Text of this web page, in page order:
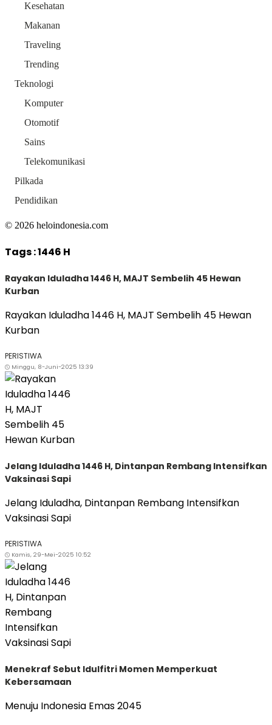
Kesehatan
Makanan
Traveling
Trending
Teknologi
Komputer
Otomotif
Sains
Telekomunikasi
Pilkada
Pendidikan
© 2026 heloindonesia.com
Tags :1446 H
Rayakan Iduladha 1446 H, MAJT Sembelih 45 Hewan
Kurban
Rayakan Iduladha 1446 H, MAJT Sembelih 45 Hewan
Kurban
PERISTIWA
Minggu, 8-Juni-2025 13:39
Jelang Iduladha 1446 H, Dintanpan Rembang Intensifkan
Vaksinasi Sapi
Jelang Iduladha, Dintanpan Rembang Intensifkan
Vaksinasi Sapi
PERISTIWA
Kamis, 29-Mei-2025 10:52
Menekraf Sebut Idulfitri Momen Memperkuat
Kebersamaan
Menuju Indonesia Emas 2045